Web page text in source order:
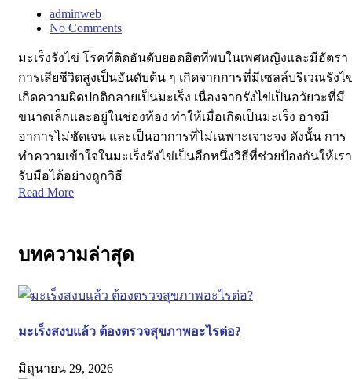
adminweb
No Comments
มะเร็งรังไข่ โรคที่ติดอันดับยอดฮิตที่พบในเพศหญิงและมีอัตรา
การเสียชีวิตสูงเป็นอันดับต้น ๆ เกิดจากการที่มีเซลล์บริเวณรังไ
เกิดความผิดปกติกลายเป็นมะเร็ง เนื่องจากรังไข่เป็นอวัยวะที่มี
ขนาดเล็กและอยู่ในช่องท้อง ทำให้เมื่อเกิดเป็นมะเร็ง อาจมี
อาการไม่ชัดเจน และเป็นอาการที่ไม่เฉพาะเจาะจง ดังนั้น การ
ทำความเข้าใจในมะเร็งรังไข่เป็นอีกหนึ่งวิธีที่ช่วยป้องกันให้เรา
รับมือได้อย่างถูกวิธี
Read More
บทความล่าสุด
มะเร็งสงบแล้ว ต้องตรวจสุขภาพอะไรต่อ?
มิถุนายน 29, 2026